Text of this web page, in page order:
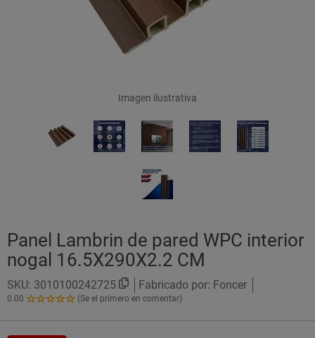
Imagen ilustrativa
Panel Lambrin de pared WPC interior
nogal 16.5X290X2.2 CM
SKU: 3010100242725 Fabricado por: Foncer
0.00
0.00
(Se el primero en comentar)